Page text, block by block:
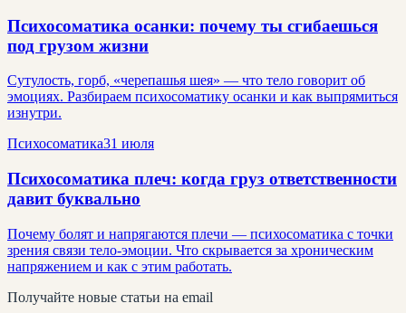
Психосоматика осанки: почему ты сгибаешься
под грузом жизни
Сутулость, горб, «черепашья шея» — что тело говорит об
эмоциях. Разбираем психосоматику осанки и как выпрямиться
изнутри.
Психосоматика31 июля
Психосоматика плеч: когда груз ответственности
давит буквально
Почему болят и напрягаются плечи — психосоматика с точки
зрения связи тело-эмоции. Что скрывается за хроническим
напряжением и как с этим работать.
Получайте новые статьи на email